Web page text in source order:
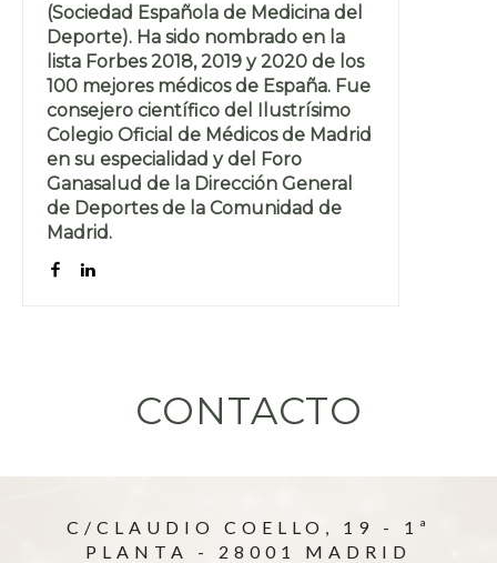
(Sociedad Española de Medicina del
Deporte). Ha sido nombrado en la
lista Forbes 2018, 2019 y 2020 de los
100 mejores médicos de España. Fue
consejero científico del Ilustrísimo
Colegio Oficial de Médicos de Madrid
en su especialidad y del Foro
Ganasalud de la Dirección General
de Deportes de la Comunidad de
Madrid.
CONTACTO
C/CLAUDIO COELLO, 19 - 1ª
PLANTA - 28001 MADRID